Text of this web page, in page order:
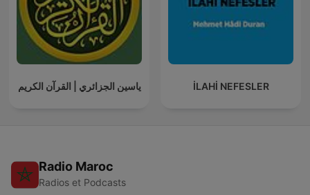
ياسين الجزائري | القرآن الكريم İLAHİ NEFESLER
Radio Maroc
Radios et Podcasts